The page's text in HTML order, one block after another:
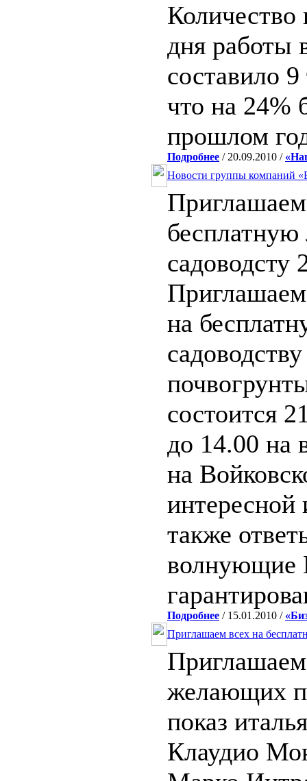
Количество
дня работы
составило
что на 24%
прошлом
Подробнее / 20.09.2010 /
Новости группы компаний
садоводсту
на
состоится
до 14.00 на
на
также
волнующие
Подробнее / 15.01.2010 /
Приглашаем всех на
желающих
показ
Клаудио